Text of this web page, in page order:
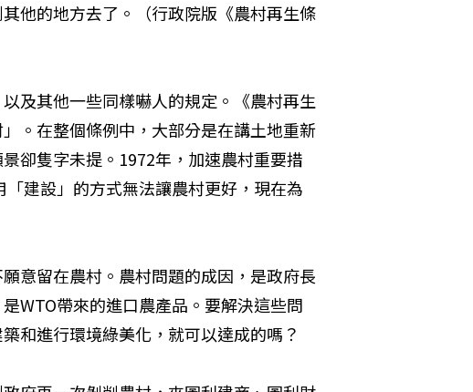
他的地方去了。（行政院版《農村再生條
及其他一些同樣嚇人的規定。《農村再生
。在整個條例中，大部分是在講土地重新
卻隻字未提。1972年，加速農村重要措
建設」的方式無法讓農村更好，現在為
意留在農村。農村問題的成因，是政府長
WTO帶來的進口農產品。要­解決這些問
和進行環境綠美化，就可以達成的嗎？